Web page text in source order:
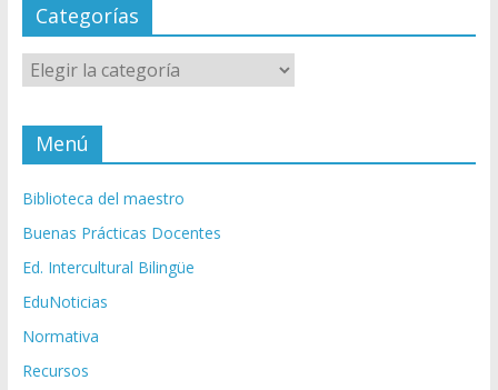
Categorías
Categorías
Menú
Biblioteca del maestro
Buenas Prácticas Docentes
Ed. Intercultural Bilingüe
EduNoticias
Normativa
Recursos